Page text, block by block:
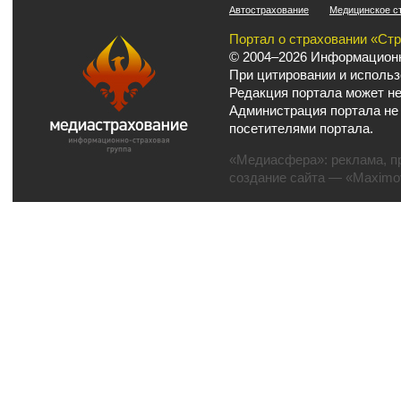
Автострахование Медицинское
Портал о страховании
© 2004–2026
При цитировании и
Редакция портала может
Администрация портала
посетителями портала.
«Медиасфера»: реклама,
создание сайта —